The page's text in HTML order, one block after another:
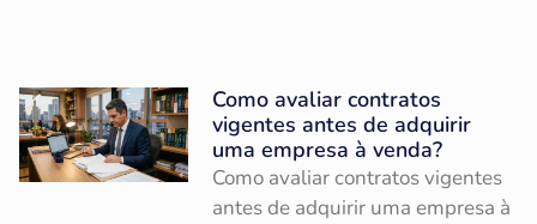
Como avaliar contratos
vigentes antes de adquirir
uma empresa à venda?
Como avaliar contratos vigentes
antes de adquirir uma empresa à